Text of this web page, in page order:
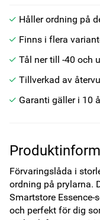
Håller ordning på
Finns i flera
Tål ner till -40 och
Tillverkad av
Garanti gäller i 10
Förvaringslåda i
ordning på prylarna.
Smartstore
och perfekt för dig